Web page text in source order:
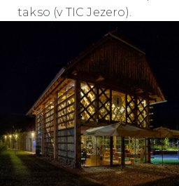
takso (v TIC Jezero).